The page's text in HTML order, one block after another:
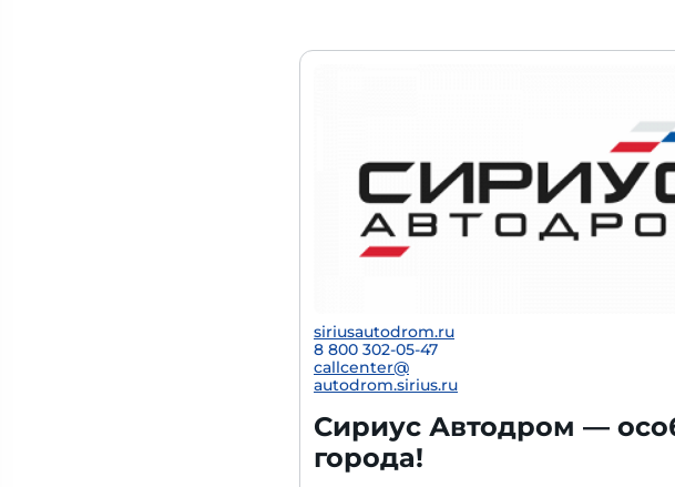
siriusautodrom.ru
8 800 302-05-47
callcenter@
autodrom.sirius.ru
Сириус Автодром —
города!